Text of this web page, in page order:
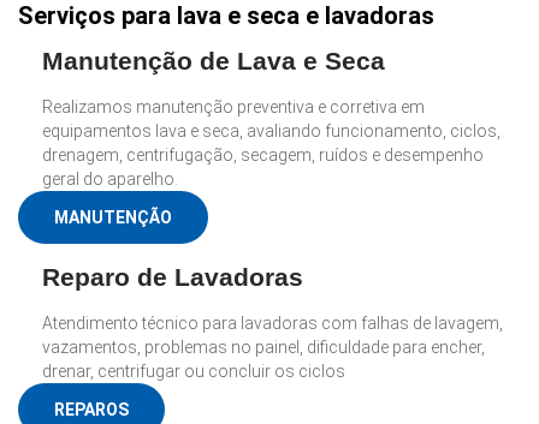
Serviços para lava e seca e lavadoras
Manutenção de Lava e Seca
Realizamos manutenção preventiva e corretiva em
equipamentos lava e seca, avaliando funcionamento, ciclos,
drenagem, centrifugação, secagem, ruídos e desempenho
geral do aparelho.
MANUTENÇÃO
Reparo de Lavadoras
Atendimento técnico para lavadoras com falhas de lavagem,
vazamentos, problemas no painel, dificuldade para encher,
drenar, centrifugar ou concluir os ciclos
REPAROS